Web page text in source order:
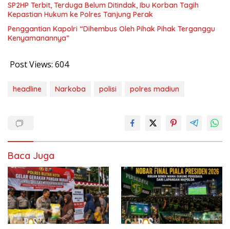
SP2HP Terbit, Terduga Belum Ditindak, Ibu Korban Tagih
Kepastian Hukum ke Polres Tanjung Perak
Penggantian Kapolri “Dihembus Oleh Pihak Pihak Terganggu
Kenyamanannya”
Post Views: 604
headline Narkoba polisi polres madiun
Baca Juga